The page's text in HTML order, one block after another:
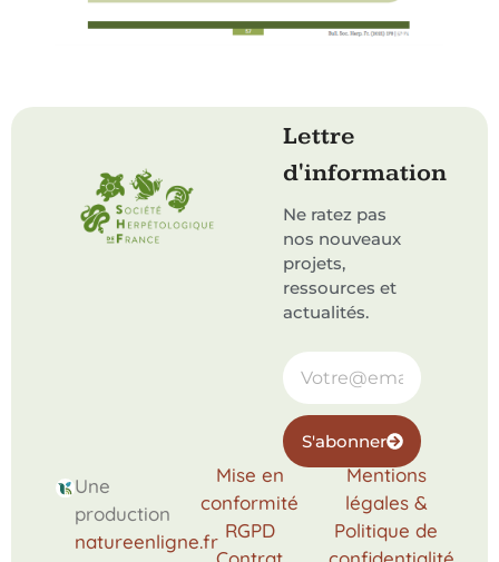
Lettre
d'information
Ne ratez pas
nos nouveaux
projets,
ressources et
actualités.
S'abonner
Une
production
natureenligne.fr
Mise en
conformité
RGPD
Mentions
légales &
Politique de